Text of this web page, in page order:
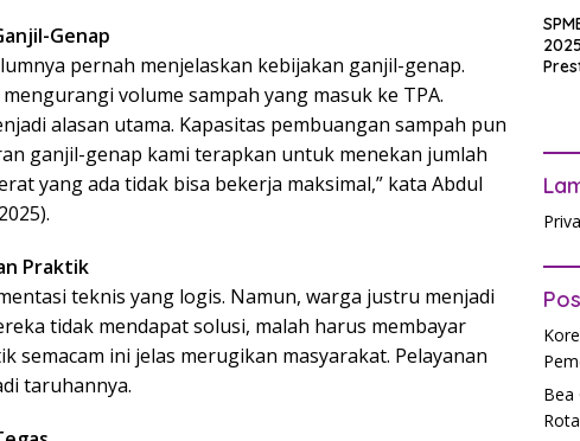
Genap
pernah menjelaskan kebijakan ganjil-genap.
volume sampah yang masuk ke TPA.
alasan utama. Kapasitas pembuangan sampah pun
ganjil-genap kami terapkan untuk menekan jumlah
yang ada tidak bisa bekerja maksimal,” kata Abdul
Praktik
teknis yang logis. Namun, warga justru menjadi
tidak mendapat solusi, malah harus membayar
semacam ini jelas merugikan masyarakat. Pelayanan
taruhannya.
Bea